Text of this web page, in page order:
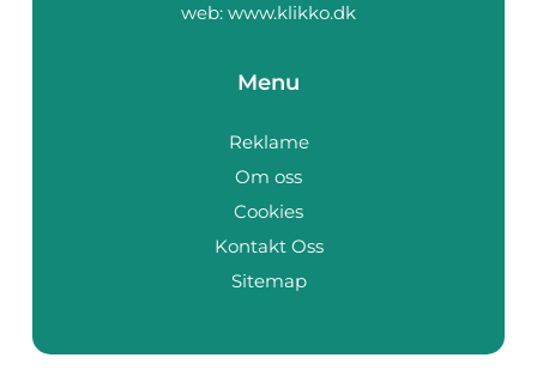
web: www.klikko.dk
Menu
Reklame
Om oss
Cookies
Kontakt Oss
Sitemap